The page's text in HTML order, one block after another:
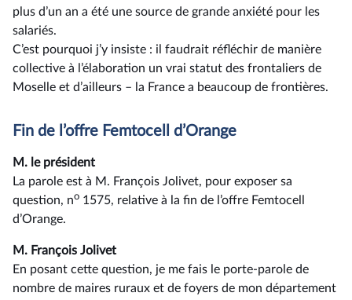
plus d’un an a été une source de grande anxiété pour les
salariés.
C’est pourquoi j’y insiste : il faudrait réfléchir de manière
collective à l’élaboration un vrai statut des frontaliers de
Moselle et d’ailleurs –⁠ la France a beaucoup de frontières.
Fin de l’offre Femtocell d’Orange
M. le président
La parole est à M. François Jolivet, pour exposer sa
question, no 1575, relative à la fin de l’offre Femtocell
d’Orange.
M. François Jolivet
En posant cette question, je me fais le porte-parole de
nombre de maires ruraux et de foyers de mon département